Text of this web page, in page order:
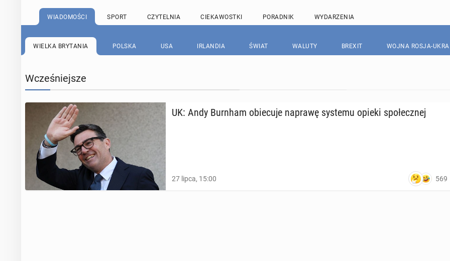
WIADOMOŚCI SPORT CZYTELNIA CIEKAWOSTKI PORADNIK WYDARZENIA
WIELKA BRYTANIA POLSKA USA IRLANDIA ŚWIAT WALUTY BREXIT WOJNA ROSJA-
Wcześniejsze
UK: Andy Burnham obie­cu­je naprawę systemu opieki spo­łecz­nej
27 lipca, 15:00 569